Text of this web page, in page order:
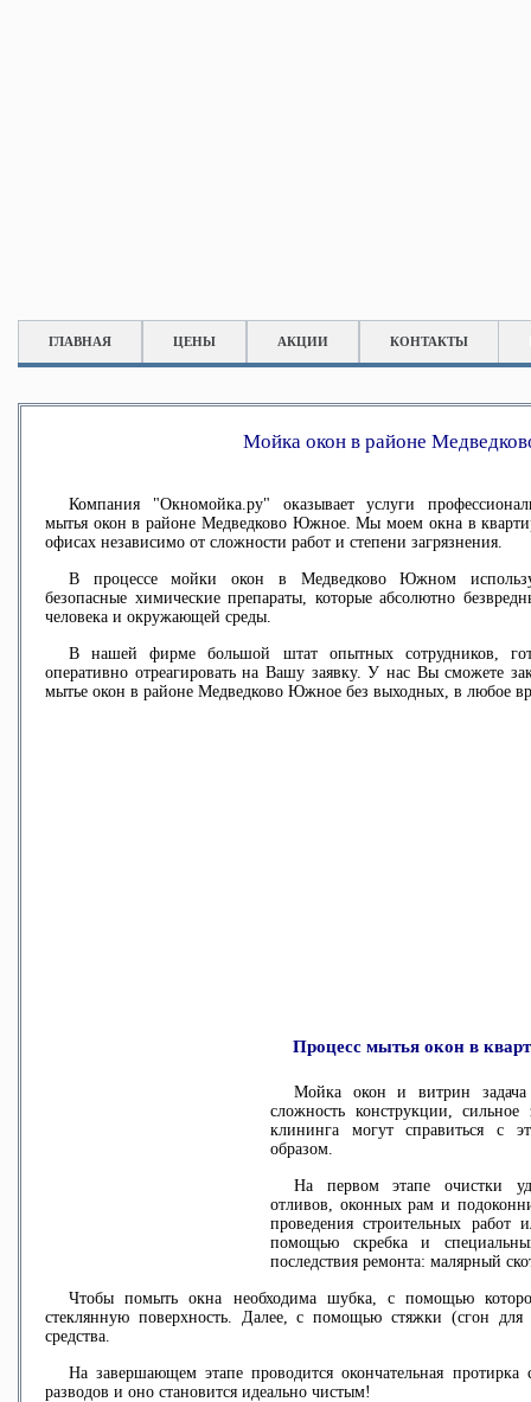
ГЛАВНАЯ ЦЕНЫ АКЦИИ КОНТАКТЫ
Мойка окон в районе
Компания "Окномойка.ру" оказывает услуги
мытья окон в районе Медведково Южное. Мы моем окна в
офисах независимо от сложности работ и степени загрязнения.
В процессемойки окон в Медведково Южном
безопасные химические препараты, которые абсолютно
человека и окружающей среды.
В нашей фирме большой штат опытных сотрудников,
оперативно отреагировать на Вашу заявку. У нас Вы сможете
мытье окон в районе Медведково Южное без выходных, в любое
Процесс мытья окон в
Мойка окон и витрин
сложность конструкции, сильное
клининга могут справиться с
образом.
На первом этапе очистки
отливов, оконных рам и
проведения строительных работ
помощью скребка и
последствия ремонта: малярный
Чтобыпомыть окна необходима шубка, с помощью
стеклянную поверхность. Далее, с помощью стяжки (сгон
средства.
На завершающем этапе проводится окончательная протирка
разводов и оно становится идеально чистым!